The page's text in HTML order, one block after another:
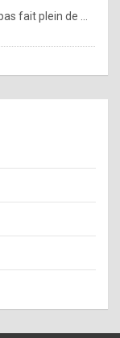
fait plein de ...